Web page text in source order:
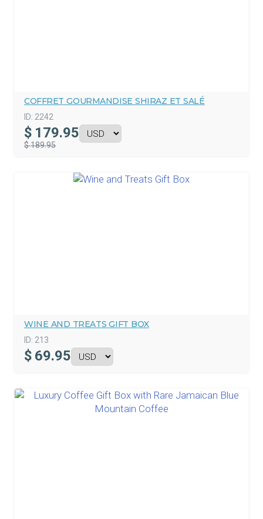
COFFRET GOURMANDISE SHIRAZ ET SALÉ
ID: 2242
$ 179.95
$ 189.95
WINE AND TREATS GIFT BOX
ID: 213
$ 69.95